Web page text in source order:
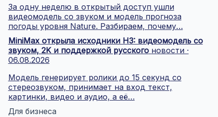
За одну неделю в открытый доступ ушли
видеомодель со звуком и модель прогноза
погоды уровня Nature. Разбираем, почему…
MiniMax открыла исходники H3: видеомодель со
звуком, 2K и поддержкой русского новости ·
06.08.2026
Модель генерирует ролики до 15 секунд со
стереозвуком, принимает на вход текст,
картинки, видео и аудио, а её…
Для бизнеса